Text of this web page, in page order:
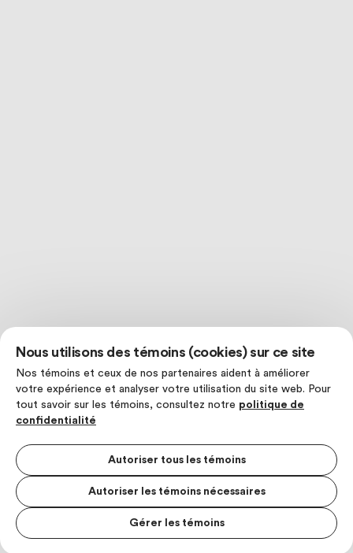
Nous utilisons des témoins (cookies) sur ce site
Nos témoins et ceux de nos partenaires aident à améliorer
votre expérience et analyser votre utilisation du site web. Pour
tout savoir sur les témoins, consultez notre politique de
confidentialité
Autoriser tous les témoins
Autoriser les témoins nécessaires
Gérer les témoins
MENU